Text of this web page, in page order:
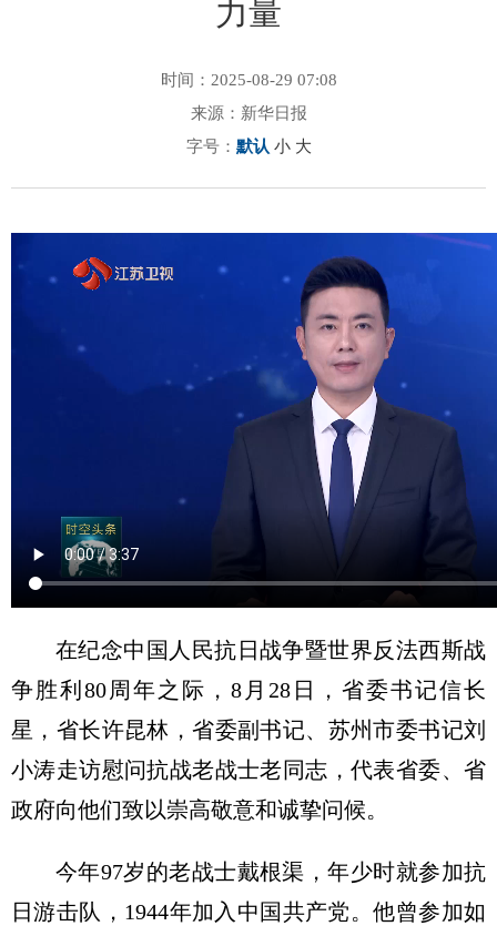
力量
时间：2025-08-29 07:08
来源：新华日报
字号： 默认 小 大
在纪念中国人民抗日战争暨世界反法西斯战
争胜利80周年之际，8月28日，省委书记信长
星，省长许昆林，省委副书记、苏州市委书记刘
小涛走访慰问抗战老战士老同志，代表省委、省
政府向他们致以崇高敬意和诚挚问候。
今年97岁的老战士戴根渠，年少时就参加抗
日游击队，1944年加入中国共产党。他曾参加如